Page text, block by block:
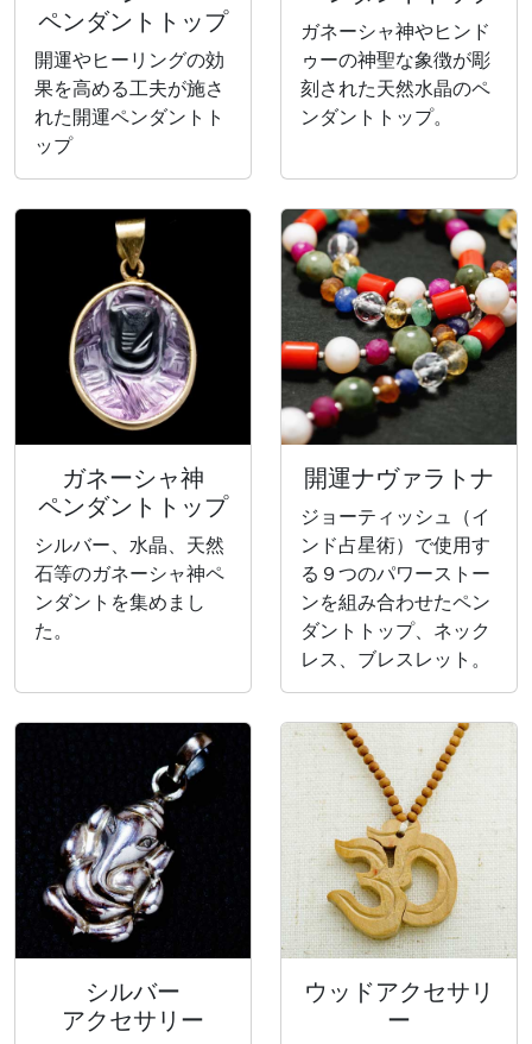
ペンダントトップ
開運やヒーリングの効
果を高める工夫が施さ
れた開運ペンダントト
ップ
ガネーシャ神やヒンド
ゥーの神聖な象徴が彫
刻された天然水晶のペ
ンダントトップ。
ガネーシャ神
ペンダントトップ
シルバー、水晶、天然
石等のガネーシャ神ペ
ンダントを集めまし
た。
開運ナヴァラトナ
ジョーティッシュ（イ
ンド占星術）で使用す
る９つのパワーストー
ンを組み合わせたペン
ダントトップ、ネック
レス、ブレスレット。
シルバー
アクセサリー
ウッドアクセサリ
ー